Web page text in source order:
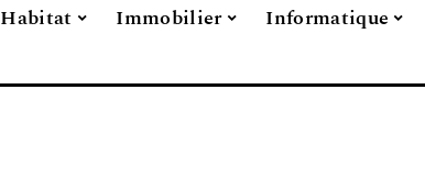
Habitat Immobilier Informatique